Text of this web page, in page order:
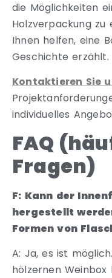
die Möglichkeiten
Holzverpackung zu
Ihnen helfen, eine
Geschichte erzählt.
Kontaktieren Sie
individuelles
FAQ
Fragen)
F: Kann der
hergestellt
Formen von
A: Ja, es ist
hölzernen